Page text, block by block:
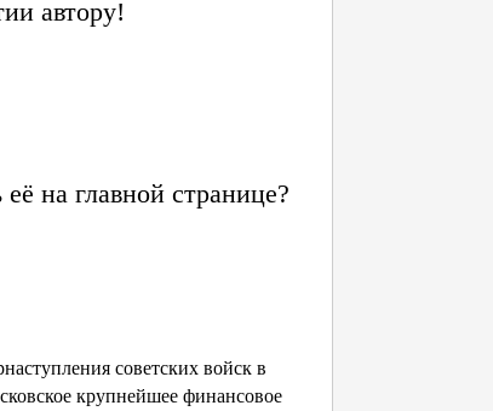
автору!
на главной странице?
советских войск в
крупнейшее финансовое